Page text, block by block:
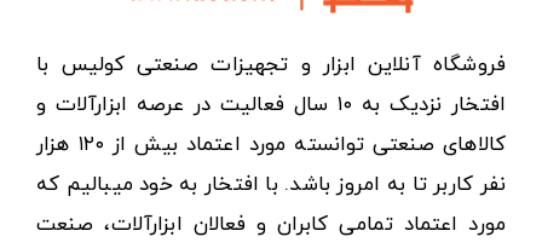
فروشگاه آنلاین ابزار و تجهیزات صنعتی کولیس با
افتخار نزدیک به ۱۰ سال فعالیت در عرصه ابزارآلات و
کالاهای صنعتی توانسته مورد اعتماد بیش از ۱۲۰ هزار
نفر کاربر تا به امروز باشد. با افتخار به خود میبالیم که
مورد اعتماد تمامی کابران و فعالان ابزارآلات، صنعت